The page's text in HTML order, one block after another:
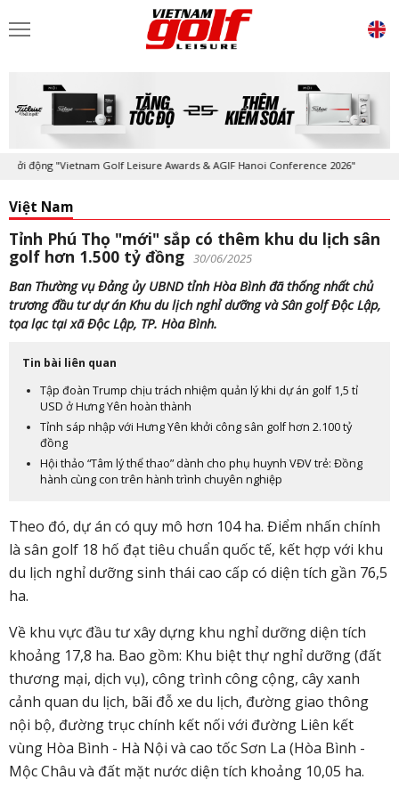
động "Vietnam Golf Leisure Awards & AGIF Hanoi Conference 2026"
Việt Nam
Tỉnh Phú Thọ "mới" sắp có thêm khu du lịch sân
golf hơn 1.500 tỷ đồng 30/06/2025
Ban Thường vụ Đảng ủy UBND tỉnh Hòa Bình đã thống nhất chủ
trương đầu tư dự án Khu du lịch nghỉ dưỡng và Sân golf Độc Lập,
tọa lạc tại xã Độc Lập, TP. Hòa Bình.
Tin bài liên quan
Tập đoàn Trump chịu trách nhiệm quản lý khi dự án golf 1,5 tỉ
USD ở Hưng Yên hoàn thành
Tỉnh sáp nhập với Hưng Yên khởi công sân golf hơn 2.100 tỷ
đồng
Hội thảo “Tâm lý thể thao” dành cho phụ huynh VĐV trẻ: Đồng
hành cùng con trên hành trình chuyên nghiệp
Theo đó, dự án có quy mô hơn 104 ha. Điểm nhấn chính
là sân golf 18 hố đạt tiêu chuẩn quốc tế, kết hợp với khu
du lịch nghỉ dưỡng sinh thái cao cấp có diện tích gần 76,5
ha.
Về khu vực đầu tư xây dựng khu nghỉ dưỡng diện tích
khoảng 17,8 ha. Bao gồm: Khu biệt thự nghỉ dưỡng (đất
thương mại, dịch vụ), công trình công cộng, cây xanh
cảnh quan du lịch, bãi đỗ xe du lịch, đường giao thông
nội bộ, đường trục chính kết nối với đường Liên kết
vùng Hòa Bình - Hà Nội và cao tốc Sơn La (Hòa Bình -
Mộc Châu và đất mặt nước diện tích khoảng 10,05 ha.